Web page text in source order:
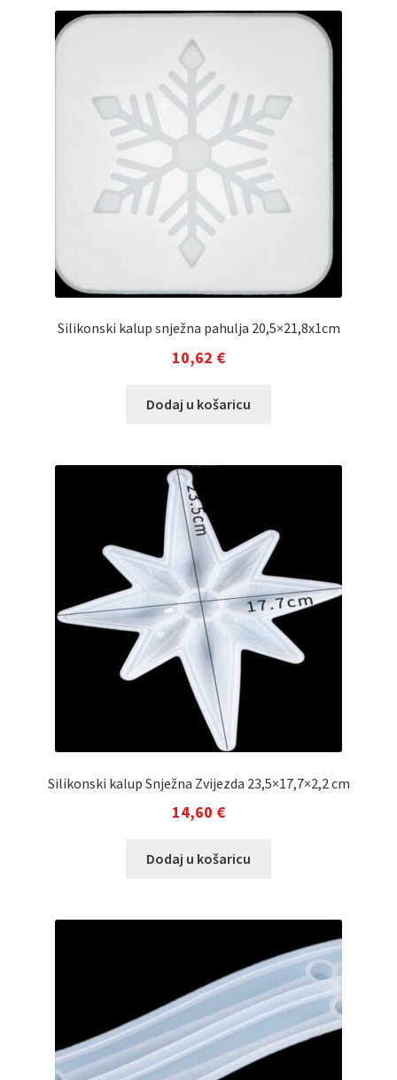
Silikonski kalup snježna pahulja 20,5×21,8x1cm
10,62 €
Dodaj u košaricu
Silikonski kalup Snježna Zvijezda 23,5×17,7×2,2 cm
14,60 €
Dodaj u košaricu